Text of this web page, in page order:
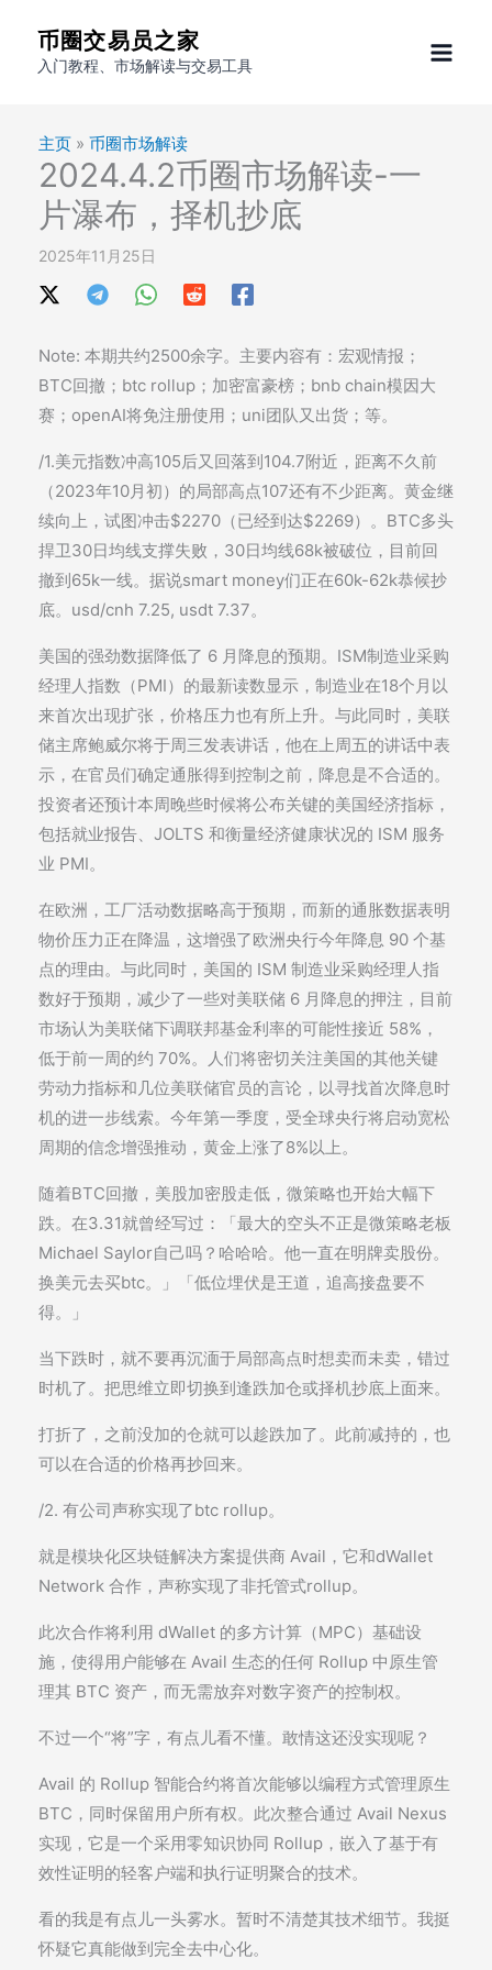
币圈交易员之家
入门教程、市场解读与交易工具
主页 » 币圈市场解读
2024.4.2币圈市场解读-一
片瀑布，择机抄底
2025年11月25日
Note: 本期共约2500余字。主要内容有：宏观情报；
BTC回撤；btc rollup；加密富豪榜；bnb chain模因大
赛；openAI将免注册使用；uni团队又出货；等。
/1.美元指数冲高105后又回落到104.7附近，距离不久前
（2023年10月初）的局部高点107还有不少距离。黄金继
续向上，试图冲击$2270（已经到达$2269）。BTC多头
捍卫30日均线支撑失败，30日均线68k被破位，目前回
撤到65k一线。据说smart money们正在60k-62k恭候抄
底。usd/cnh 7.25, usdt 7.37。
美国的强劲数据降低了 6 月降息的预期。ISM制造业采购
经理人指数（PMI）的最新读数显示，制造业在18个月以
来首次出现扩张，价格压力也有所上升。与此同时，美联
储主席鲍威尔将于周三发表讲话，他在上周五的讲话中表
示，在官员们确定通胀得到控制之前，降息是不合适的。
投资者还预计本周晚些时候将公布关键的美国经济指标，
包括就业报告、JOLTS 和衡量经济健康状况的 ISM 服务
业 PMI。
在欧洲，工厂活动数据略高于预期，而新的通胀数据表明
物价压力正在降温，这增强了欧洲央行今年降息 90 个基
点的理由。与此同时，美国的 ISM 制造业采购经理人指
数好于预期，减少了一些对美联储 6 月降息的押注，目前
市场认为美联储下调联邦基金利率的可能性接近 58%，
低于前一周的约 70%。人们将密切关注美国的其他关键
劳动力指标和几位美联储官员的言论，以寻找首次降息时
机的进一步线索。今年第一季度，受全球央行将启动宽松
周期的信念增强推动，黄金上涨了8%以上。
随着BTC回撤，美股加密股走低，微策略也开始大幅下
跌。在3.31就曾经写过：「最大的空头不正是微策略老板
Michael Saylor自己吗？哈哈哈。他一直在明牌卖股份。
换美元去买btc。」「低位埋伏是王道，追高接盘要不
得。」
当下跌时，就不要再沉湎于局部高点时想卖而未卖，错过
时机了。把思维立即切换到逢跌加仓或择机抄底上面来。
打折了，之前没加的仓就可以趁跌加了。此前减持的，也
可以在合适的价格再抄回来。
/2. 有公司声称实现了btc rollup。
就是模块化区块链解决方案提供商 Avail，它和dWallet
Network 合作，声称实现了非托管式rollup。
此次合作将利用 dWallet 的多方计算（MPC）基础设
施，使得用户能够在 Avail 生态的任何 Rollup 中原生管
理其 BTC 资产，而无需放弃对数字资产的控制权。
不过一个“将”字，有点儿看不懂。敢情这还没实现呢？
Avail 的 Rollup 智能合约将首次能够以编程方式管理原生
BTC，同时保留用户所有权。此次整合通过 Avail Nexus
实现，它是一个采用零知识协同 Rollup，嵌入了基于有
效性证明的轻客户端和执行证明聚合的技术。
看的我是有点儿一头雾水。暂时不清楚其技术细节。我挺
怀疑它真能做到完全去中心化。